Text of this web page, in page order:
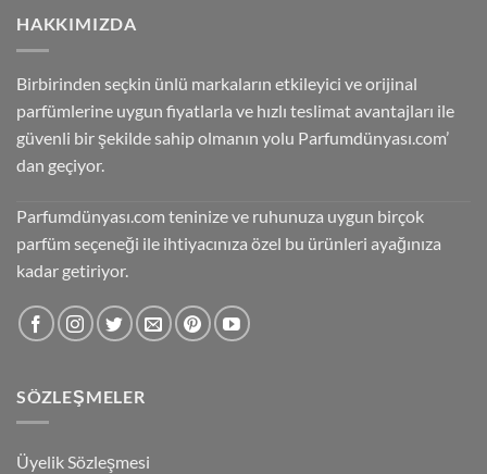
HAKKIMIZDA
Birbirinden seçkin ünlü markaların etkileyici ve orijinal
parfümlerine uygun fiyatlarla ve hızlı teslimat avantajları ile
güvenli bir şekilde sahip olmanın yolu Parfumdünyası.com’
dan geçiyor.
Parfumdünyası.com teninize ve ruhunuza uygun birçok
parfüm seçeneği ile ihtiyacınıza özel bu ürünleri ayağınıza
kadar getiriyor.
SÖZLEŞMELER
Üyelik Sözleşmesi